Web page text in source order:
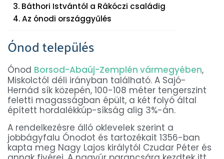
Báthori Istvántól a Rákóczi családig
Az ónodi országgyűlés
Ónod település
Ónod Borsod-Abaúj-Zemplén vármegyében,
Miskolctól déli irányban található. A Sajó-
Hernád sík közepén, 100-108 méter tengerszint
feletti magasságban épült, a két folyó által
épített hordalékkúp-síkság alig 3%-án.
A rendelkezésre álló oklevelek szerint a
jobbágyfalu Ónodot és tartozékait 1356-ban
kapta meg Nagy Lajos királytól Czudar Péter és